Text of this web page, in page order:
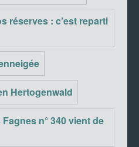
réserves : c’est reparti
Hertogenwald
n° 340 vient de